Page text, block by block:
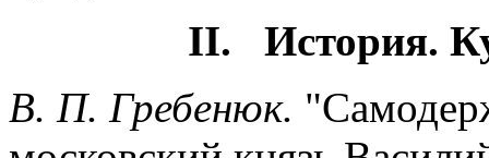
II. История.
В. П. Гребенюк.